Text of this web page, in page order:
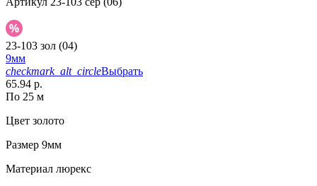
23-103 зол (04)
9мм
checkmark_alt_circleВыбрать
65.94 р.
По 25 м
Цвет золото
Размер 9мм
Материал люрекс